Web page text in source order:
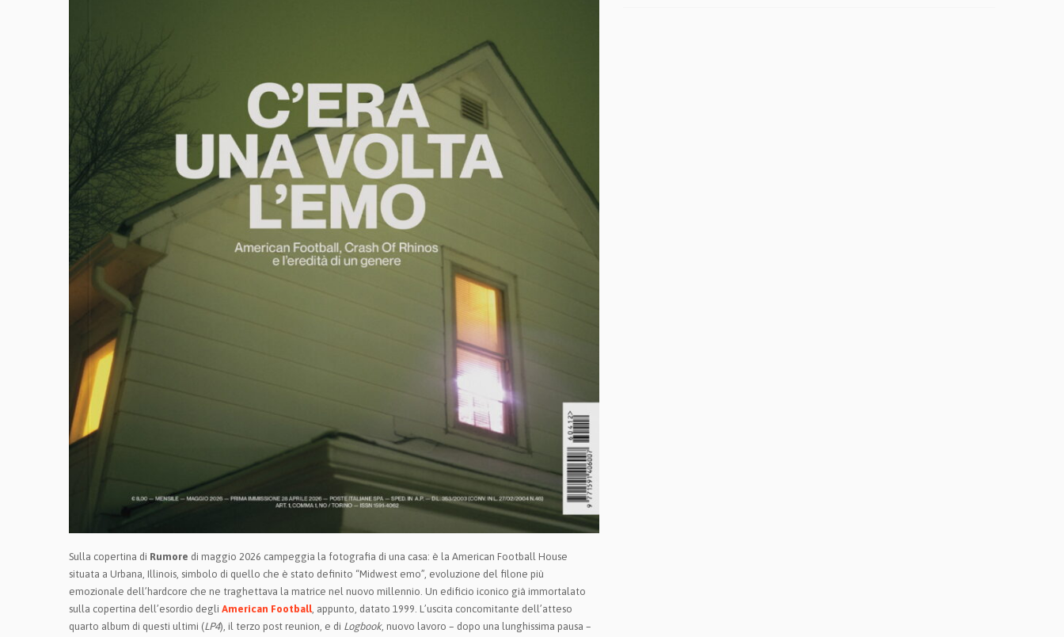
Sulla copertina di Rumore di maggio 2026 campeggia la fotografia di una casa: è la American Football House
situata a Urbana, Illinois, simbolo di quello che è stato definito “Midwest emo”, evoluzione del filone più
emozionale dell’hardcore che ne traghettava la matrice nel nuovo millennio. Un edificio iconico già immortalato
sulla copertina dell’esordio degli American Football, appunto, datato 1999. L’uscita concomitante dell’atteso
quarto album di questi ultimi (LP4), il terzo post reunion, e di Logbook, nuovo lavoro – dopo una lunghissima pausa –